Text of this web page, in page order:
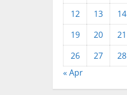
12
13 14
19
20 21
26
27 28
« Apr